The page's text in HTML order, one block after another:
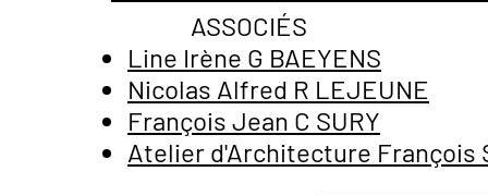
ASSOCIÉS
Line Irène G BAEYENS
Nicolas Alfred R LEJEUNE
François Jean C SURY
Atelier d'Architecture François